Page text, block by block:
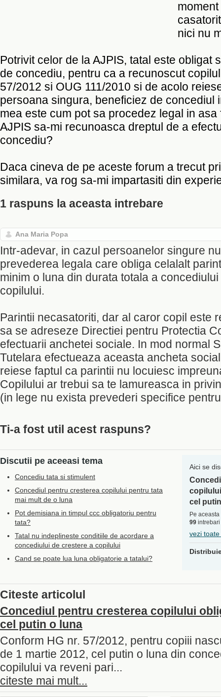
nici nu
Potrivit celor de la AJPIS, tatal este obligat
de concediu, pentru ca a recunoscut
57/2012 si OUG 111/2010 si de acolo
persoana singura, beneficiez de concediul
mea este cum pot sa procedez legal in asa
AJPIS sa-mi recunoasca dreptul de a
concediu?
Daca cineva de pe aceste forum a trecut
similara, va rog sa-mi impartasiti din
1 raspuns la aceasta intrebare
Ana Maria Popa
Intr-adevar, in cazul persoanelor singure
prevederea legala care obliga celalalt
minim o luna din durata totala a
copilului.
Parintii necasatoriti, dar al caror copil este
sa se adreseze Directiei pentru Protectia
efectuarii anchetei sociale. In mod normal
Tutelara efectueaza aceasta ancheta
reiese faptul ca parintii nu locuiesc
Copilului ar trebui sa te lamureasca in
(in lege nu exista prevederi specifice
Ti-a fost util acest raspuns?
Discutii pe aceeasi tema
Concediu tata si stimulent
Concediul pentru cresterea copilului pentru tata
mai mult de o luna
Pot demisiana in timpul ccc obligatoriu pentru
tata?
Tatal nu indeplineste conditiile de acordare a
concediului de crestere a copilului
Cand se poate lua luna obligatorie a tatalui?
Aici se
cel
Pe
99
vezi
Citeste articolul
Concediul pentru cresterea copilului
cel putin o luna
Conform HG nr. 57/2012, pentru copiii
de 1 martie 2012, cel putin o luna din
copilului va reveni pari...
citeste mai mult...